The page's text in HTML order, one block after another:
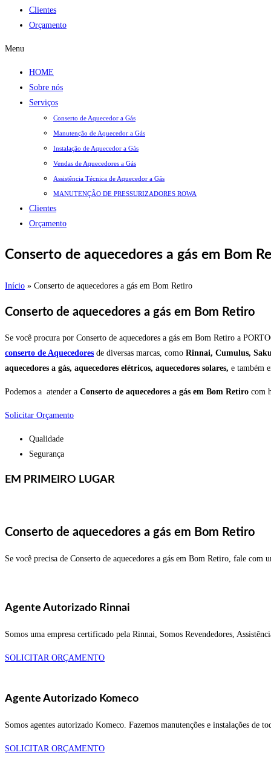
Clientes
Orçamento
Menu
HOME
Sobre nós
Serviços
Conserto de Aquecedor a Gás
Manutenção de Aquecedor a Gás
Instalação de Aquecedor a Gás
Vendas de Aquecedores a Gás
Assistência Técnica de Aquecedor a Gás
MANUTENÇÃO DE PRESSURIZADORES ROWA
Clientes
Orçamento
Conserto de aquecedores a gás em Bom
Início » Conserto de aquecedores a gás em Bom Retiro
Conserto de aquecedores a gás em Bom Retiro
Se você procura por Conserto de aquecedores a gás em Bom Retiro a
conserto de Aquecedores de diversas marcas, como Rinnai, Cumulus,
aquecedores a gás, aquecedores elétricos, aquecedores solares, e também
Podemos a atender a Conserto de aquecedores a gás em Bom Retiro com
Solicitar Orçamento
Qualidade
Segurança
EM PRIMEIRO LUGAR
Conserto de aquecedores a gás em Bom Retiro
Se você precisa de Conserto de aquecedores a gás em Bom Retiro, fale com
Agente Autorizado Rinnai
Somos uma empresa certificado pela Rinnai, Somos Revendedores,
SOLICITAR ORÇAMENTO
Agente Autorizado Komeco
Somos agentes autorizado Komeco. Fazemos manutenções e instalações de
SOLICITAR ORÇAMENTO